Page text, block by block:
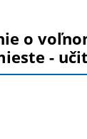
o
-